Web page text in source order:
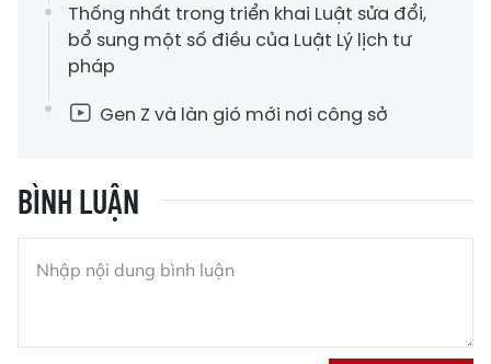
Thống nhất trong triển khai Luật sửa đổi,
bổ sung một số điều của Luật Lý lịch tư
pháp
Gen Z và làn gió mới nơi công sở
BÌNH LUẬN